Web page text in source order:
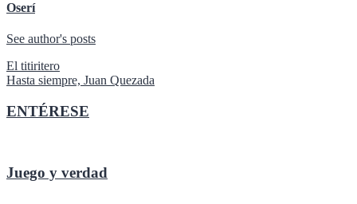
Oserí
See author's posts
Navegación
de
entradas
El titiritero
Hasta siempre, Juan Quezada
ENTÉRESE
Juego y verdad